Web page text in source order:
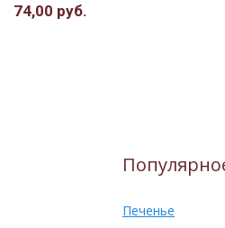
74,00 руб.
Печенье